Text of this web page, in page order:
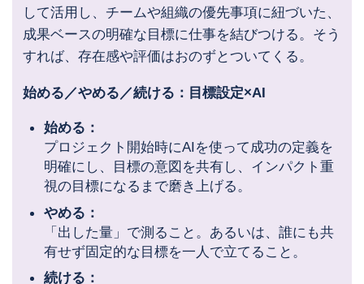
して活用し、チームや組織の優先事項に紐づいた、
成果ベースの明確な目標に仕事を結びつける。そう
すれば、存在感や評価はおのずとついてくる。
始める／やめる／続ける：目標設定×AI
始める：
プロジェクト開始時にAIを使って成功の定義を
明確にし、目標の意図を共有し、インパクト重
視の目標になるまで磨き上げる。
やめる：
「出した量」で測ること。あるいは、誰にも共
有せず固定的な目標を一人で立てること。
続ける：